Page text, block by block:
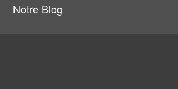
Notre Blog